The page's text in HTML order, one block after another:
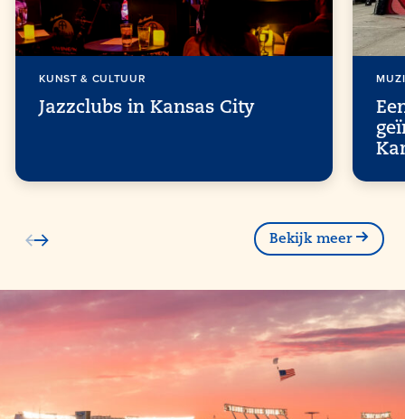
KUNST & CULTUUR
Jazzclubs in Kansas City
Bekijk meer